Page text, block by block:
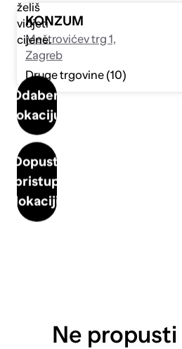
želiš
vidjeti
cijene.
Odaberi
lokaciju
Dopusti
pristup
lokaciji
KONZUM
Meštrovićev trg 1,
Zagreb
Druge trgovine (10)
Ne propusti